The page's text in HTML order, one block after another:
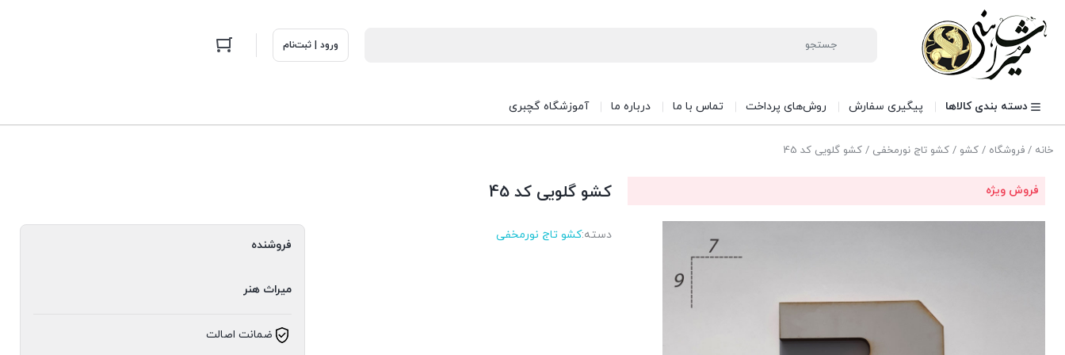
ورود | ثبت‌نام
دسته بندی کالاها پیگیری سفارش روش‌های پرداخت تماس با ما درباره ما آموزشگاه گچبری
خانه / فروشگاه / کشو / کشو تاج نورمخفی / کشو گلویی کد 45
فروش ویژه کشو گلویی کد 45
دسته:کشو تاج نورمخفی
فروشنده
میراث هنر
ضمانت اصالت